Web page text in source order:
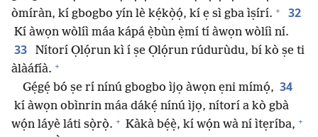
òmíràn, kí gbogbo yín lè kẹ́kọ̀ọ́, kí ẹ sì gba ìṣírí. + 32
Kí àwọn wòlíì máa kápá ẹ̀bùn ẹ̀mí tí àwọn wòlíì ní.
33
Nítorí Ọlọ́run kì í ṣe Ọlọ́run rúdurùdu, bí kò ṣe ti
àlàáfíà. +
Gẹ́gẹ́ bó ṣe rí nínú gbogbo ìjọ àwọn ẹni mímọ́, 34
kí àwọn obìnrin máa dákẹ́ nínú ìjọ, nítorí a kò gbà
wọ́n láyè láti sọ̀rọ̀. + Kàkà bẹ́ẹ̀, kí wọ́n wà ní ìtẹríba, +